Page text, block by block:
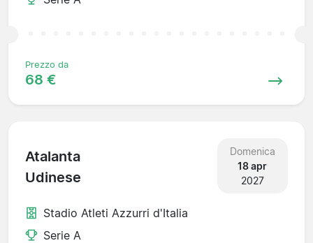
Prezzo da
68 €
Atalanta
Udinese
Domenica
18 apr
2027
Stadio Atleti Azzurri d'Italia
Serie A